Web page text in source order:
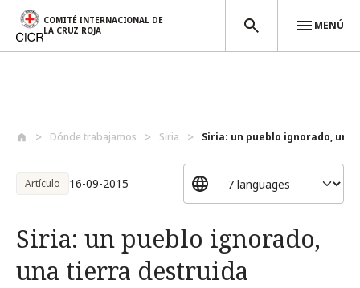
COMITÉ INTERNACIONAL DE
LA CRUZ ROJA
MENÚ
Dónde trabajamos Siria Siria: un pueblo ignorado,
Artículo 16-09-2015
Siria: un pueblo ignorado,
una tierra destruida